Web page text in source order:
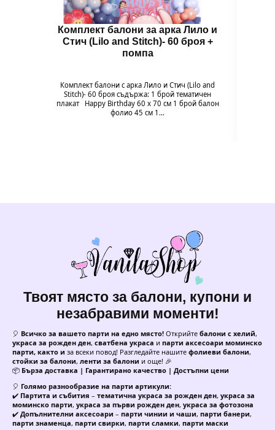
Комплект балони за арка Лило и
Стич (Lilo and Stitch)- 60 броя +
помпа
Комплект балони с арка Лило и Стич (Lilo and
Stitch)- 60 броя съдържа: 1 брой тематичен
плакат Happy Birthday 60 х 70 см 1 брой балон
фолио 45 см 1…
Твоят място за балони, купони и
незабравими моменти!
🎈 Всичко за вашето парти на едно място! Открийте балони с хелий,
украса за рожден ден, сватбена украса и парти аксесоари моминско
парти, както и за всеки повод! Разгледайте нашите фолиеви балони,
стойки за балони, ленти за балони и още! 🎉
📦 Бърза доставка | Гарантирано качество | Достъпни цени
🎈 Голямо разнообразие на парти артикули:
✔️ Партита и събития – тематична украса за рожден ден, украса за
моминско парти, украса за първи рожден ден, украса за фотозона
✔️ Допълнителни аксесоари – парти чинии и чаши, парти банери,
парти знаменца, парти свирки, парти сламки, парти маски